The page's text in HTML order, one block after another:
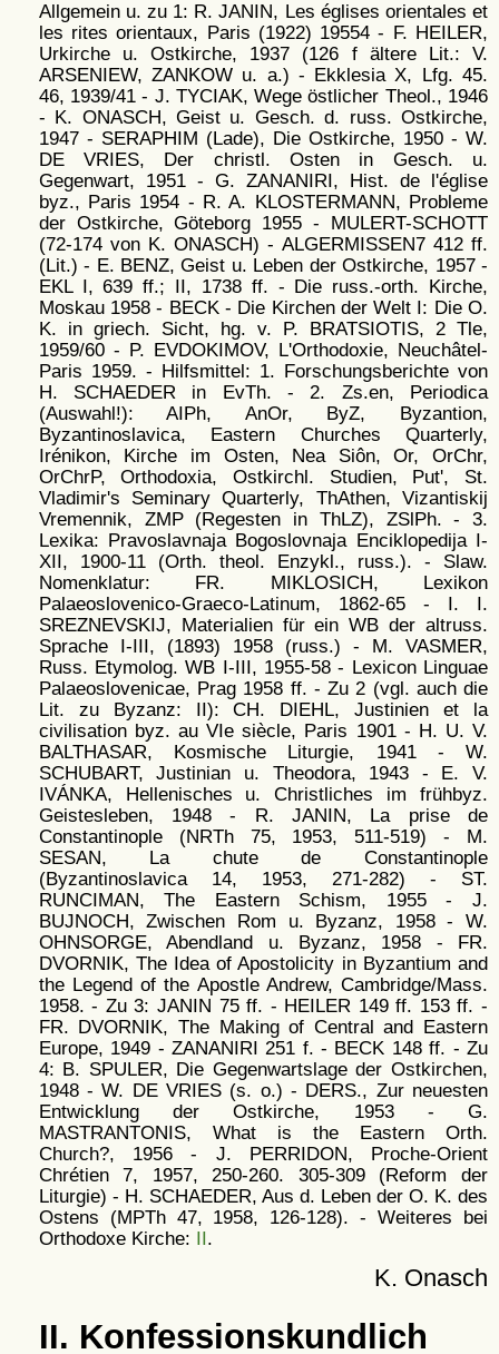
Allgemein u. zu 1: R. JANIN, Les églises orientales et
les rites orientaux, Paris (1922) 19554 - F. HEILER,
Urkirche u. Ostkirche, 1937 (126 f ältere Lit.: V.
ARSENIEW, ZANKOW u. a.) - Ekklesia X, Lfg. 45.
46, 1939/41 - J. TYCIAK, Wege östlicher Theol., 1946
- K. ONASCH, Geist u. Gesch. d. russ. Ostkirche,
1947 - SERAPHIM (Lade), Die Ostkirche, 1950 - W.
DE VRIES, Der christl. Osten in Gesch. u.
Gegenwart, 1951 - G. ZANANIRI, Hist. de l'église
byz., Paris 1954 - R. A. KLOSTERMANN, Probleme
der Ostkirche, Göteborg 1955 - MULERT-SCHOTT
(72-174 von K. ONASCH) - ALGERMISSEN7 412 ff.
(Lit.) - E. BENZ, Geist u. Leben der Ostkirche, 1957 -
EKL I, 639 ff.; II, 1738 ff. - Die russ.-orth. Kirche,
Moskau 1958 - BECK - Die Kirchen der Welt I: Die O.
K. in griech. Sicht, hg. v. P. BRATSIOTIS, 2 Tle,
1959/60 - P. EVDOKIMOV, L'Orthodoxie, Neuchâtel-
Paris 1959. - Hilfsmittel: 1. Forschungsberichte von
H. SCHAEDER in EvTh. - 2. Zs.en, Periodica
(Auswahl!): AIPh, AnOr, ByZ, Byzantion,
Byzantinoslavica, Eastern Churches Quarterly,
Irénikon, Kirche im Osten, Nea Siôn, Or, OrChr,
OrChrP, Orthodoxia, Ostkirchl. Studien, Put', St.
Vladimir's Seminary Quarterly, ThAthen, Vizantiskij
Vremennik, ZMP (Regesten in ThLZ), ZSlPh. - 3.
Lexika: Pravoslavnaja Bogoslovnaja Enciklopedija I-
XII, 1900-11 (Orth. theol. Enzykl., russ.). - Slaw.
Nomenklatur: FR. MIKLOSICH, Lexikon
Palaeoslovenico-Graeco-Latinum, 1862-65 - I. I.
SREZNEVSKIJ, Materialien für ein WB der altruss.
Sprache I-III, (1893) 1958 (russ.) - M. VASMER,
Russ. Etymolog. WB I-III, 1955-58 - Lexicon Linguae
Palaeoslovenicae, Prag 1958 ff. - Zu 2 (vgl. auch die
Lit. zu Byzanz: II): CH. DIEHL, Justinien et la
civilisation byz. au VIe siècle, Paris 1901 - H. U. V.
BALTHASAR, Kosmische Liturgie, 1941 - W.
SCHUBART, Justinian u. Theodora, 1943 - E. V.
IVÁNKA, Hellenisches u. Christliches im frühbyz.
Geistesleben, 1948 - R. JANIN, La prise de
Constantinople (NRTh 75, 1953, 511-519) - M.
SESAN, La chute de Constantinople
(Byzantinoslavica 14, 1953, 271-282) - ST.
RUNCIMAN, The Eastern Schism, 1955 - J.
BUJNOCH, Zwischen Rom u. Byzanz, 1958 - W.
OHNSORGE, Abendland u. Byzanz, 1958 - FR.
DVORNIK, The Idea of Apostolicity in Byzantium and
the Legend of the Apostle Andrew, Cambridge/Mass.
1958. - Zu 3: JANIN 75 ff. - HEILER 149 ff. 153 ff. -
FR. DVORNIK, The Making of Central and Eastern
Europe, 1949 - ZANANIRI 251 f. - BECK 148 ff. - Zu
4: B. SPULER, Die Gegenwartslage der Ostkirchen,
1948 - W. DE VRIES (s. o.) - DERS., Zur neuesten
Entwicklung der Ostkirche, 1953 - G.
MASTRANTONIS, What is the Eastern Orth.
Church?, 1956 - J. PERRIDON, Proche-Orient
Chrétien 7, 1957, 250-260. 305-309 (Reform der
Liturgie) - H. SCHAEDER, Aus d. Leben der O. K. des
Ostens (MPTh 47, 1958, 126-128). - Weiteres bei
Orthodoxe Kirche: II.
K. Onasch
II. Konfessionskundlich